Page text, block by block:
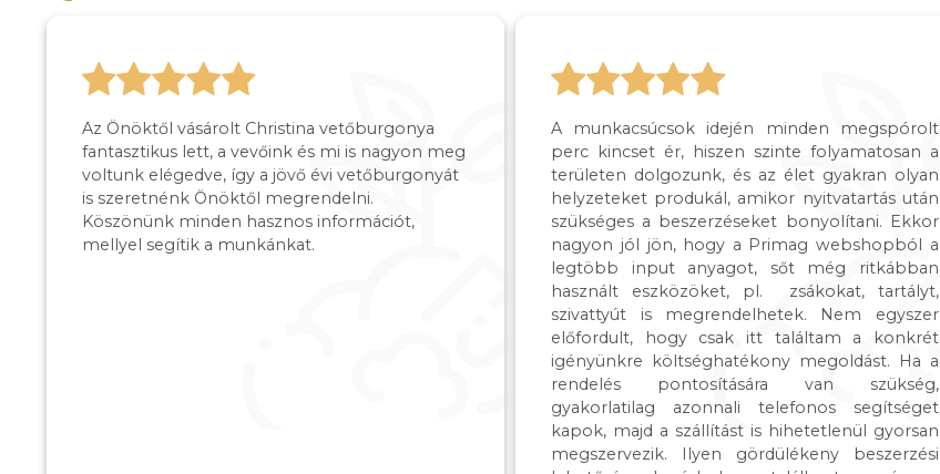
Az Önöktől vásárolt Christina vetőburgonya
fantasztikus lett, a vevőink és mi is nagyon meg
voltunk elégedve, így a jövő évi vetőburgonyát
is szeretnénk Önöktől megrendelni.
Köszönünk minden hasznos információt,
mellyel segítik a munkánkat.
A munkacsúcsok idején minden megspórolt
perc kincset ér, hiszen szinte folyamatosan a
területen dolgozunk, és az élet gyakran olyan
helyzeteket produkál, amikor nyitvatartás után
szükséges a beszerzéseket bonyolítani. Ekkor
nagyon jól jön, hogy a Primag webshopból a
legtöbb input anyagot, sőt még ritkábban
használt eszközöket, pl. zsákokat, tartályt,
szivattyút is megrendelhetek. Nem egyszer
előfordult, hogy csak itt találtam a konkrét
igényünkre költséghatékony megoldást. Ha a
rendelés pontosítására van szükség,
gyakorlatilag azonnali telefonos segítséget
kapok, majd a szállítást is hihetetlenül gyorsan
megszervezik. Ilyen gördülékeny beszerzési